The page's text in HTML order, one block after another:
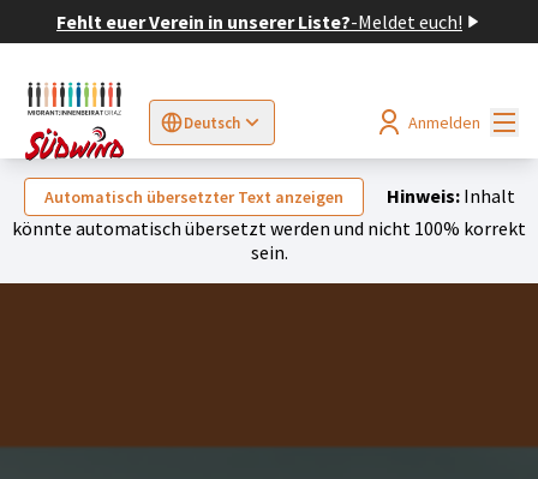
Fehlt euer Verein in unserer Liste?-Meldet euch!
Deutsch
Sprache wählen Choose languageElegir el idioma
Anmelden
Automatisch übersetzter Text anzeigen Hinweis:Inhalt
könnte automatisch übersetzt werden und nicht 100% korrekt
sein.